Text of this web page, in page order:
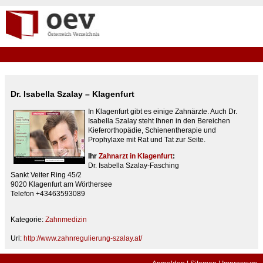
Dr. Isabella Szalay – Klagenfurt
In Klagenfurt gibt es einige Zahnärzte. Auch Dr.
Isabella Szalay steht Ihnen in den Bereichen
Kieferorthopädie, Schienentherapie und
Prophylaxe mit Rat und Tat zur Seite.
Ihr Zahnarzt in Klagenfurt:
Dr. Isabella Szalay-Fasching
Sankt Veiter Ring 45/2
9020 Klagenfurt am Wörthersee
Telefon +43463593089
Kategorie: Zahnmedizin
Url: http://www.zahnregulierung-szalay.at/